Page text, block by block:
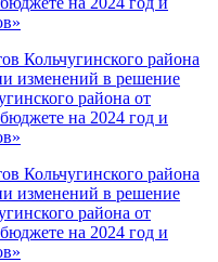
Кольчугинского района
изменений в решение
района от
на 2024 год и
Кольчугинского района
изменений в решение
района от
на 2024 год и